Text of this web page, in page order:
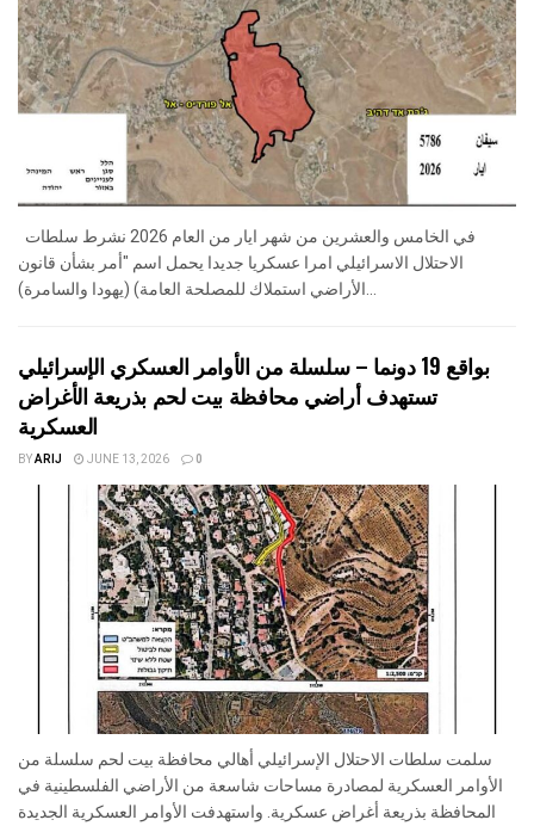
الاحتلال الاسرائيلي امرا عسكريا جديدا يحمل اسم "أمر بشأن قانون
بواقع 19 دونما – سلسلة من الأوامر العسكري الإسرائيلي
تستهدف أراضي محافظة بيت لحم بذريعة الأغراض
العسكرية
BYARIJ JUNE 13, 2026 0
سلمت سلطات الاحتلال الإسرائيلي أهالي محافظة بيت لحم سلسلة من
الأوامر العسكرية لمصادرة مساحات شاسعة من الأراضي الفلسطينية في
المحافظة بذريعة أغراض عسكرية. واستهدفت الأوامر العسكرية الجديدة